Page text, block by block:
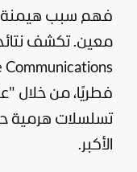
فهم سبب
معين. تكشف
فطريًا، من خلال
تسلسلات هرمية
الأكبر.